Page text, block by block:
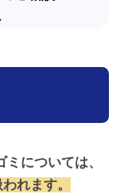
については、
れます。